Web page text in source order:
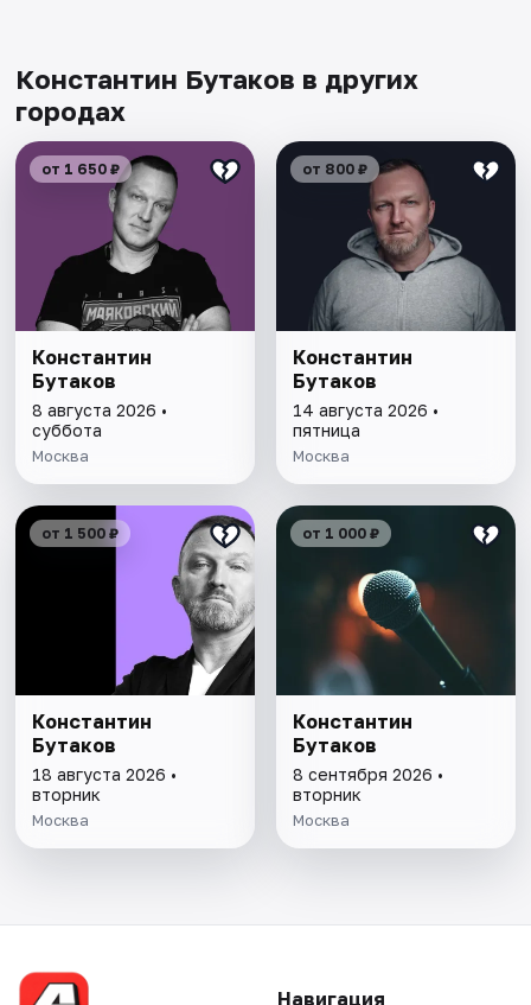
Константин Бутаков в других
городах
от 1 650 ₽
Константин
Бутаков
8 августа 2026 •
суббота
Москва
от 800 ₽
Константин
Бутаков
14 августа 2026 •
пятница
Москва
от 1 500 ₽
Константин
Бутаков
18 августа 2026 •
вторник
Москва
от 1 000 ₽
Константин
Бутаков
8 сентября 2026 •
вторник
Москва
Навигация